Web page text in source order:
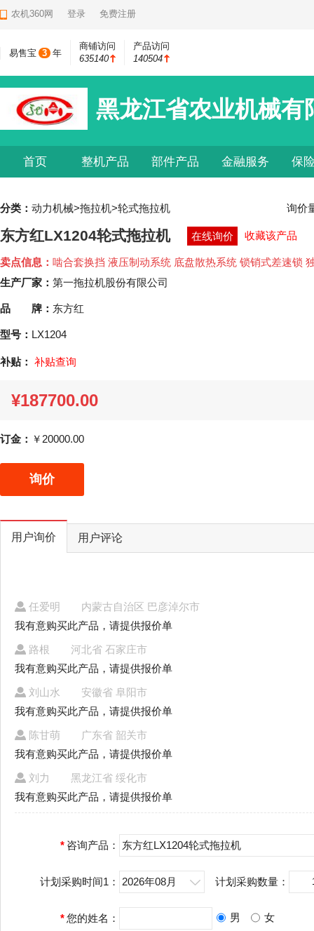
农机360网 登录 免费注册
易售宝 3 年
商铺访问
635140
产品访问
140504
黑龙江省农业机械有
首页 整机产品 部件产品 金融服务 保
询价
分类： 动力机械>拖拉机>轮式拖拉机
东方红LX1204轮式拖拉机 在线询价 收藏该产品
卖点信息： 啮合套换挡 液压制动系统 底盘散热系统 锁销式差速锁
生产厂家： 第一拖拉机股份有限公司
品 牌： 东方红
型号： LX1204
补贴： 补贴查询
¥187700.00
订金： ￥20000.00
询价
用户询价 用户评论
任爱明
内蒙古自治区 巴彦淖尔市
我有意购买此产品，请提供报价单
路根
河北省 石家庄市
我有意购买此产品，请提供报价单
刘山水
安徽省 阜阳市
我有意购买此产品，请提供报价单
陈甘萌
广东省 韶关市
我有意购买此产品，请提供报价单
刘力
黑龙江省 绥化市
我有意购买此产品，请提供报价单
* 咨询产品： 东方红LX1204轮式拖拉机
计划采购时间1： 2026年08月 计划采购数量：
*您的姓名： 男 女